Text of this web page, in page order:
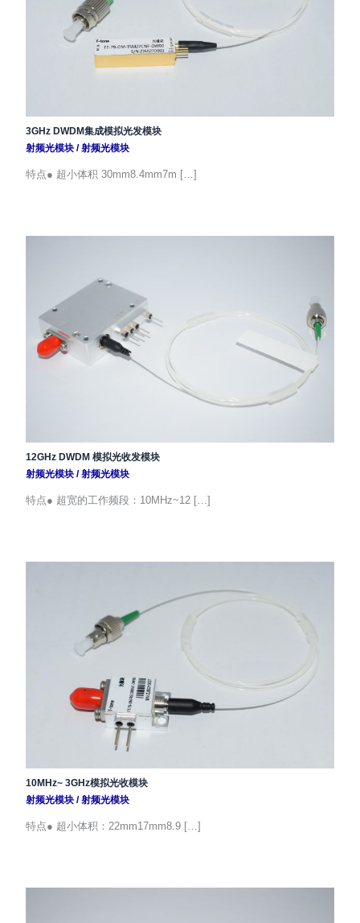
3GHz DWDM集成模拟光发模块
射频光模块/射频光模块
特点● 超小体积 30mm8.4mm7m […]
12GHz DWDM 模拟光收发模块
射频光模块/射频光模块
特点● 超宽的工作频段：10MHz~12 […]
10MHz~ 3GHz模拟光收模块
射频光模块/射频光模块
特点● 超小体积：22mm17mm8.9 […]